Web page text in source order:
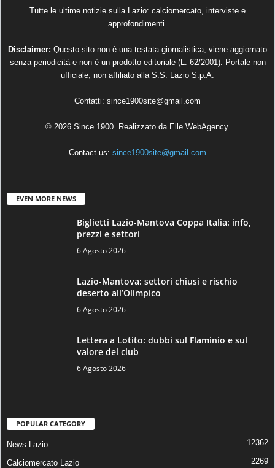
Tutte le ultime notizie sulla Lazio: calciomercato, interviste e
approfondimenti.
Disclaimer: Questo sito non è una testata giornalistica, viene aggiornato
senza periodicità e non è un prodotto editoriale (L. 62/2001). Portale non
ufficiale, non affiliato alla S.S. Lazio S.p.A.
Contatti: since1900site@gmail.com
© 2026 Since 1900. Realizzato da Elle WebAgency.
Contact us: since1900site@gmail.com
EVEN MORE NEWS
Biglietti Lazio-Mantova Coppa Italia: info,
prezzi e settori
6 Agosto 2026
Lazio-Mantova: settori chiusi e rischio
deserto all’Olimpico
6 Agosto 2026
Lettera a Lotito: dubbi sul Flaminio e sul
valore del club
6 Agosto 2026
POPULAR CATEGORY
News Lazio 12362
Calciomercato Lazio 2269